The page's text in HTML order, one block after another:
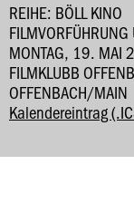
REIHE: BÖLL KINO
MONTAG, 19.
FILMKLUBB
OFFENBACH/MAIN
Kalendereintrag